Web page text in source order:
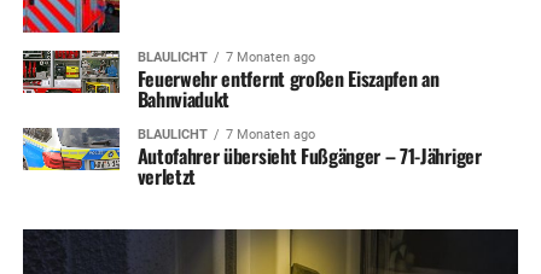
BLAULICHT 7 Monaten ago
Feuerwehr entfernt großen Eiszapfen an
Bahnviadukt
BLAULICHT 7 Monaten ago
Autofahrer übersieht Fußgänger – 71-Jähriger
verletzt